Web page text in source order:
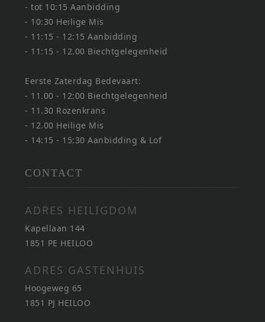
- tot 10:15 Aanbidding
- 10:30 Heilige Mis
- 11:15 - 12:15 Aanbidding
- 11:15 - 12.00 Biechtgelegenheid
Eerste Zaterdag Bedevaart:
- 11.00 - 12:00 Biechtgelegenheid
- 11.30 Rozenkrans
- 12.00 Heilige Mis
- 14:15 - 15:30 Aanbidding & Lof
CONTACT
ADRES HEILIGDOM
Kapellaan 144
1851 PE HEILOO
ADRES GASTENHUIS
Hoogeweg 65
1851 PJ HEILOO